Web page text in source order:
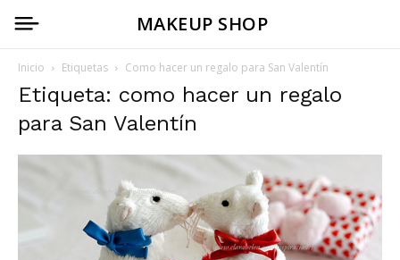
MAKEUP SHOP
Inicio Etiquetas Como hacer un regalo para San Valentín
Etiqueta: como hacer un regalo
para San Valentín